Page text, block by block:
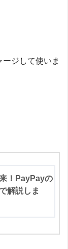
ジして使いま
！PayPayの
解説しま